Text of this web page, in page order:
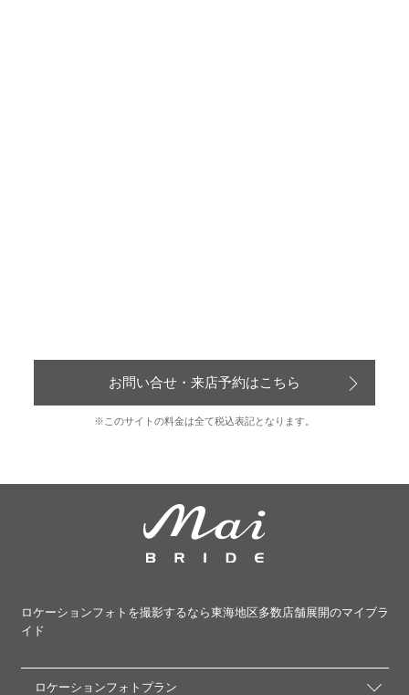
お問い合せ・来店予約はこちら
※このサイトの料金は全て税込表記となります。
ロケーションフォトを撮影するなら東海地区多数店舗展開のマイブラ
イド
ロケーションフォトプラン